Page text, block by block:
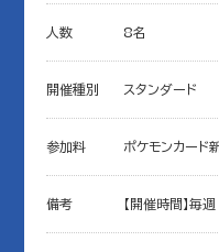
人数 8名
開催種別 スタンダード
参加料 ポケモンカード
備考 【開催時間】